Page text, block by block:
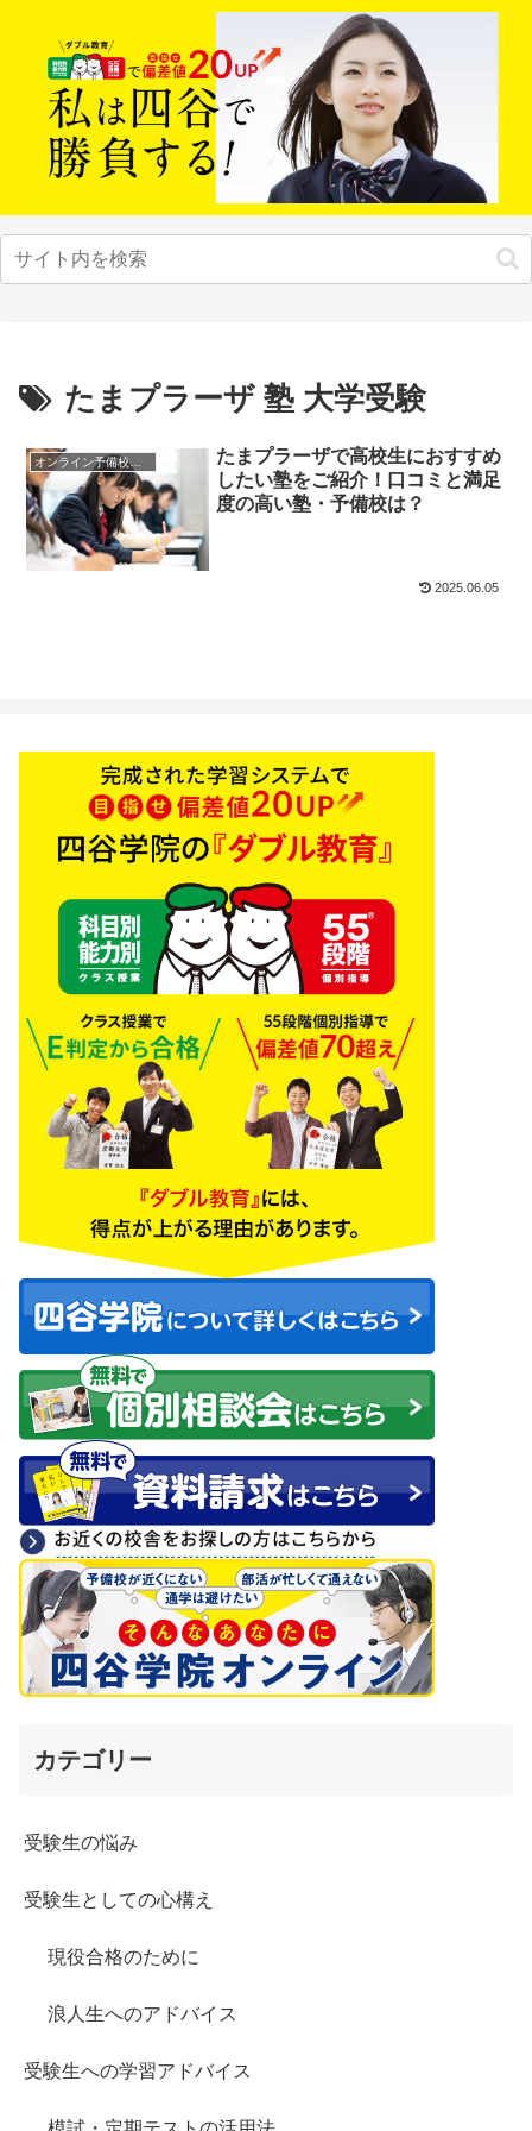
たまプラーザ 塾 大学受験
オンライン予備校・塾の活用法
たまプラーザで高校生におすすめ
したい塾をご紹介！口コミと満足
度の高い塾・予備校は？
2025.06.05
カテゴリー
受験生の悩み
受験生としての心構え
現役合格のために
浪人生へのアドバイス
受験生への学習アドバイス